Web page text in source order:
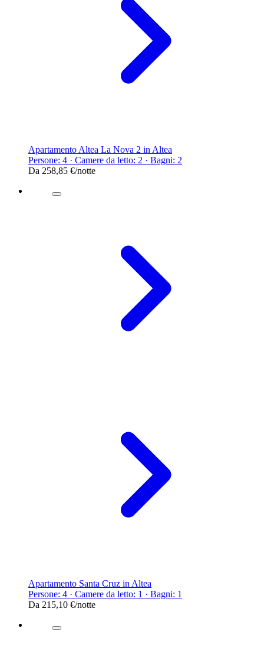
Apartamento Altea La Nova 2 in Altea
Persone: 4 · Camere da letto: 2 · Bagni: 2
Da 258,85 €/notte
Apartamento Santa Cruz in Altea
Persone: 4 · Camere da letto: 1 · Bagni: 1
Da 215,10 €/notte